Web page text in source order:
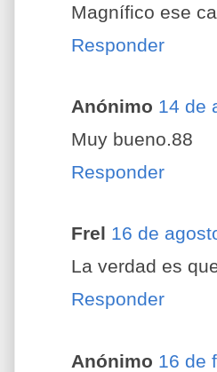
Magnífico ese
Responder
Anónimo 14 de
Muy bueno.88
Responder
Frel 16 de
La verdad es
Responder
Anónimo 16 de